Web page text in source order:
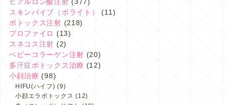
スキンバイブ（ボライト）
(11)
ボトックス注射 (218)
プロファイロ (13)
スネコス注射 (2)
ベビーコラーゲン注射 (20)
多汗症ボトックス治療 (12)
小顔治療 (98)
HIFU(ハイフ) (9)
小顔エラボトックス (12)